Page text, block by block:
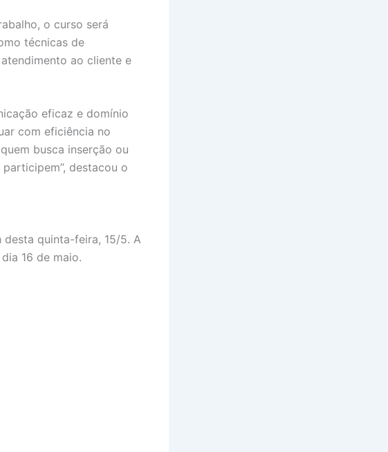
o curso será
técnicas de
ao cliente e
eficaz e domínio
com eficiência no
busca inserção ou
destacou o
desta quinta-feira, 15/5. A
16 de maio.